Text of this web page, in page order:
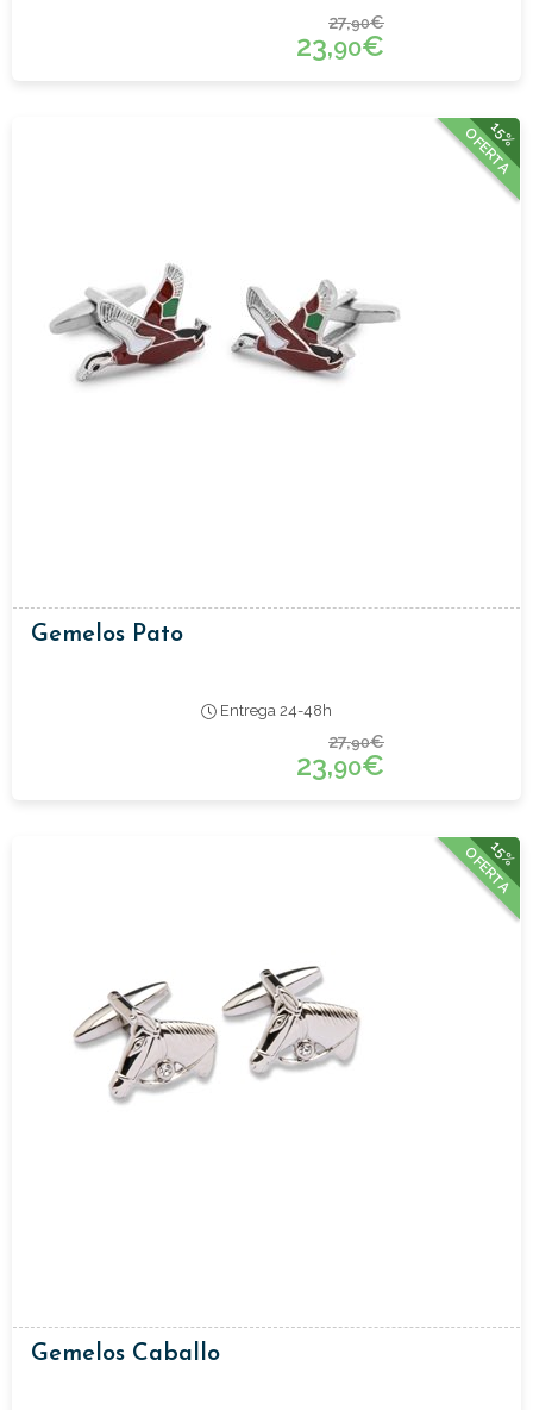
27,90€
23,90€
15%
OFERTA
Gemelos Pato
Entrega 24-48h
27,90€
23,90€
15%
OFERTA
Gemelos Caballo